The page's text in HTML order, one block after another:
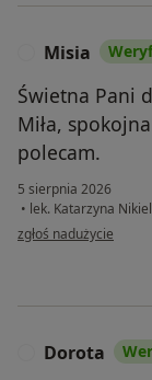
Misia
Świetna Pani
Miła,
polecam.
5 sierpnia 2026
• lek. Katarzyna Nikiel
w opinii użytkownika
zgłoś nadużycie
Dorota